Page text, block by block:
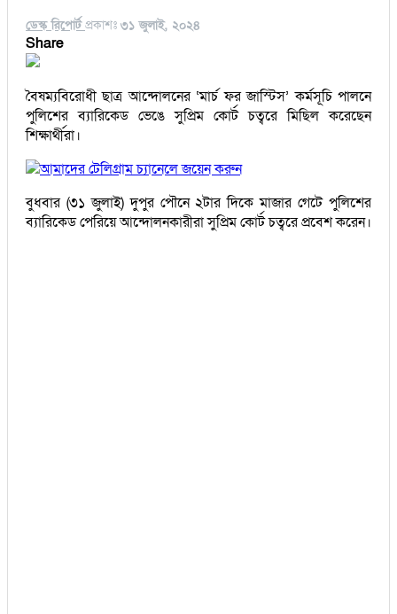
ডেস্ক রিপোর্ট প্রকাশঃ ৩১ জুলাই, ২০২৪
Share
বৈষম্যবিরোধী ছাত্র আন্দোলনের ‘মার্চ ফর জাস্টিস’ কর্মসূচি পালনে
পুলিশের ব্যারিকেড ভেঙে সুপ্রিম কোর্ট চত্বরে মিছিল করেছেন
শিক্ষার্থীরা।
আমাদের টেলিগ্রাম চ্যানেলে জয়েন করুন
বুধবার (৩১ জুলাই) দুপুর পৌনে ২টার দিকে মাজার গেটে পুলিশের
ব্যারিকেড পেরিয়ে আন্দোলনকারীরা সুপ্রিম কোর্ট চত্বরে প্রবেশ করেন।